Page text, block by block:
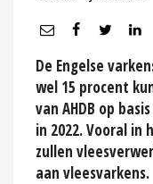
De Engelse
wel 15 procent
van AHDB op
in 2022. Vooral
zullen
aan vleesvarkens.